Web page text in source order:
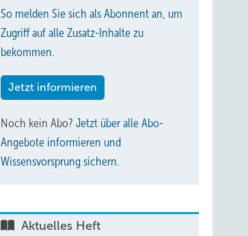
So melden Sie sich als Abonnent an, um
Zugriff auf alle Zusatz-Inhalte zu
bekommen.
Jetzt informieren
Noch kein Abo? Jetzt über alle Abo-
Angebote informieren und
Wissensvorsprung sichern.
Aktuelles Heft